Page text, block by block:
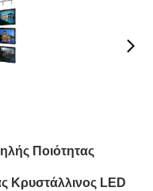
Ποιότητας
Κρυστάλλινος LED